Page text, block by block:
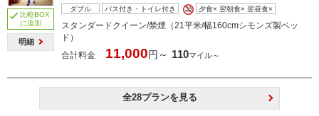
比較BOX
に追加
明細
ダブル バス付き・トイレ付き 夕食× 翌朝食× 翌昼食×
スタンダードクイーン/禁煙（21平米/幅160cmシモンズ製ベッ
ド）
合計料金
11,000円～ 110マイル～
全28プランを見る